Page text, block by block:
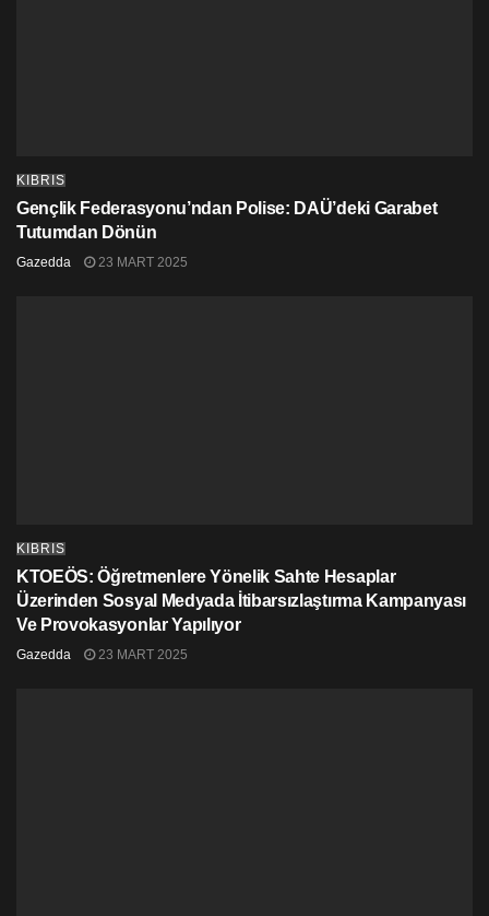
KIBRIS
Gençlik Federasyonu’ndan Polise: DAÜ’deki Garabet
Tutumdan Dönün
Gazedda 23 MART 2025
KIBRIS
KTOEÖS: Öğretmenlere Yönelik Sahte Hesaplar
Üzerinden Sosyal Medyada İtibarsızlaştırma Kampanyası
Ve Provokasyonlar Yapılıyor
Gazedda 23 MART 2025